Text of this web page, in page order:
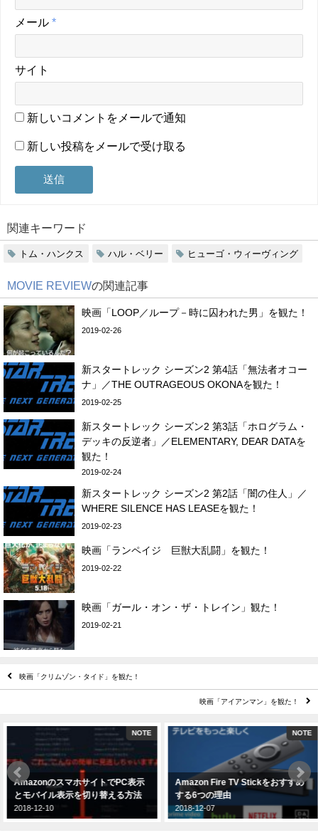
メール *
サイト
新しいコメントをメールで通知
新しい投稿をメールで受け取る
関連キーワード
トム・ハンクス ハル・ベリー ヒューゴ・ウィーヴィング
MOVIE REVIEWの関連記事
映画「LOOP／ループ－時に囚われた男」を観た！
2019-02-26
新スタートレック シーズン2 第4話「無法者オコー
ナ」／THE OUTRAGEOUS OKONAを観た！
2019-02-25
新スタートレック シーズン2 第3話「ホログラム・
デッキの反逆者」／ELEMENTARY, DEAR DATAを
観た！
2019-02-24
新スタートレック シーズン2 第2話「闇の住人」／
WHERE SILENCE HAS LEASEを観た！
2019-02-23
映画「ランペイジ 巨獣大乱闘」を観た！
2019-02-22
映画「ガール・オン・ザ・トレイン」観た！
2019-02-21
映画「クリムゾン・タイド」を観た！
映画「アイアンマン」を観た！
NOTE
AmazonのスマホサイトでPC表示
とモバイル表示を切り替える方法
2018-12-10
NOTE
Amazon Fire TV Stickをおすすめ
する6つの理由
2018-12-07